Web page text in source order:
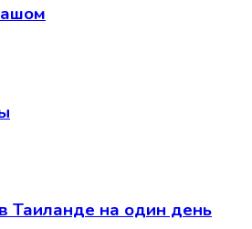
Таиланде на один день